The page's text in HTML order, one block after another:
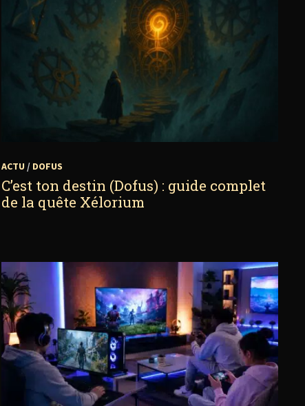
ACTU / DOFUS
C’est ton destin (Dofus) : guide complet
de la quête Xélorium